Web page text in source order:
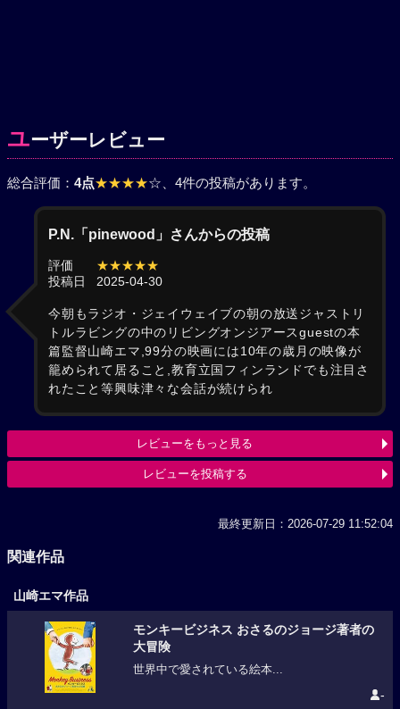
ユーザーレビュー
総合評価： 4点★★★★☆ 、4件の投稿があります。
P.N.「pinewood」さんからの投稿
評価
★★★★★
投稿日
2025-04-30
今朝もラジオ・ジェイウェイブの朝の放送ジャストリ
トルラビングの中のリビングオンジアースguestの本
篇監督山崎エマ,99分の映画には10年の歳月の映像が
籠められて居ること,教育立国フィンランドでも注目さ
れたこと等興味津々な会話が続けられ
レビューをもっと見る
レビューを投稿する
最終更新日：2026-07-29 11:52:04
関連作品
山崎エマ作品
モンキービジネス おさるのジョージ著者の
大冒険
世界中で愛されている絵本...
-